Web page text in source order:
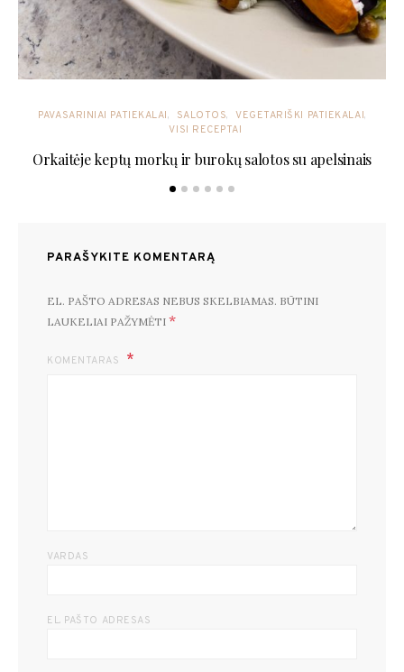
PAVASARINIAI PATIEKALAI SALOTOS
VEGETARIŠKI PATIEKALAI
VISI RECEPTAI
Orkaitėje keptų morkų ir burokų salotos su apelsinais
PARAŠYKITE KOMENTARĄ
EL. PAŠTO ADRESAS NEBUS SKELBIAMAS. BŪTINI
LAUKELIAI PAŽYMĖTI *
KOMENTARAS
VARDAS
EL. PAŠTO ADRESAS